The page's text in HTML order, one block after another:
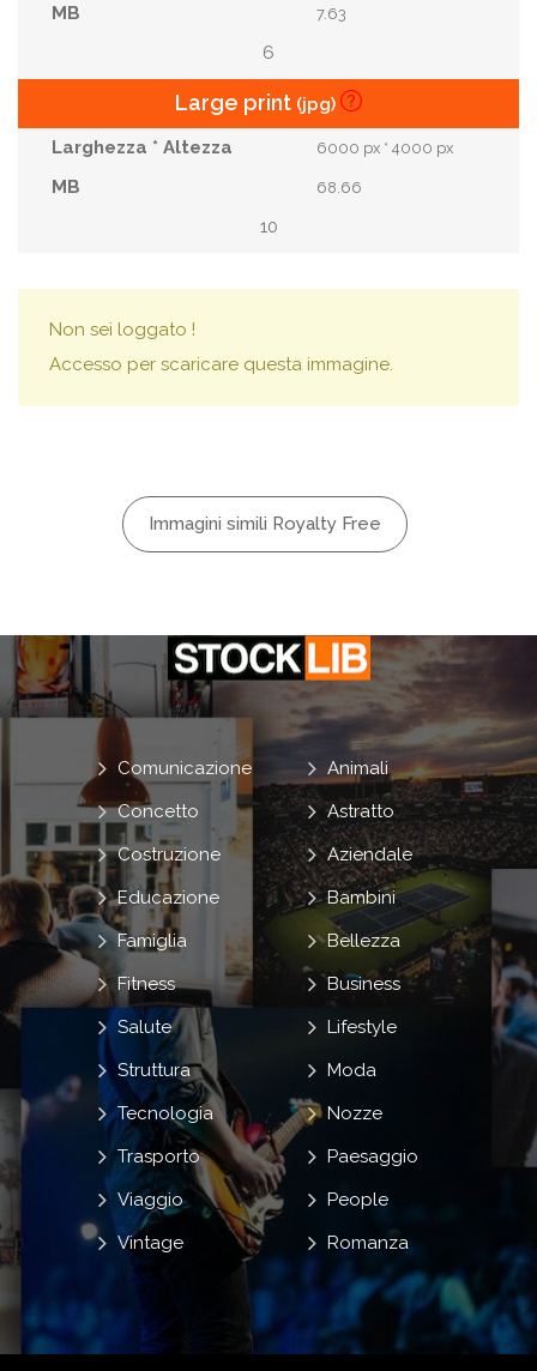
7.63
6
Large print (jpg)
6000 px * 4000 px
68.66
10
Non sei loggato !
Accesso per scaricare questa immagine.
Immagini simili Royalty Free
Animali
Astratto
Aziendale
Bambini
Bellezza
Business
Comunicazione
Concetto
Costruzione
Educazione
Famiglia
Fitness
Lifestyle
Moda
Nozze
Paesaggio
People
Romanza
Salute
Struttura
Tecnologia
Trasporto
Viaggio
Vintage